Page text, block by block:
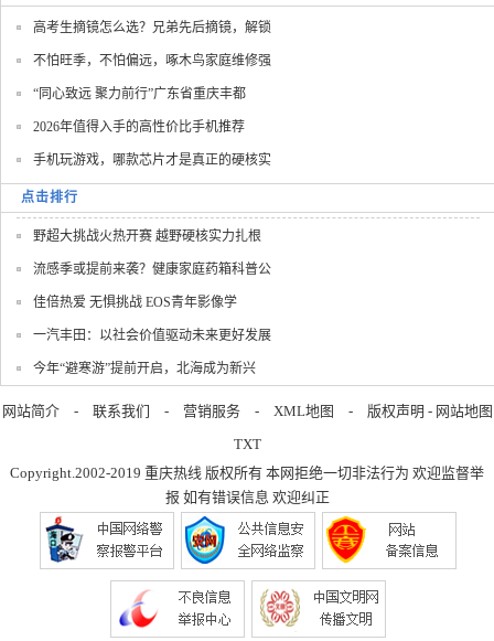
高考生摘镜怎么选？兄弟先后摘镜，解锁
不怕旺季，不怕偏远，啄木鸟家庭维修强
“同心致远 聚力前行”广东省重庆丰都
2026年值得入手的高性价比手机推荐
手机玩游戏，哪款芯片才是真正的硬核实
点击排行
野超大挑战火热开赛 越野硬核实力扎根
流感季或提前来袭？健康家庭药箱科普公
佳倍热爱 无惧挑战 EOS青年影像学
一汽丰田：以社会价值驱动未来更好发展
今年“避寒游”提前开启，北海成为新兴
网站简介- 联系我们 - 营销服务- XML地图 - 版权声明 - 网站地图
TXT
Copyright.2002-2019 重庆热线 版权所有 本网拒绝一切非法行为 欢迎监督举
报 如有错误信息 欢迎纠正